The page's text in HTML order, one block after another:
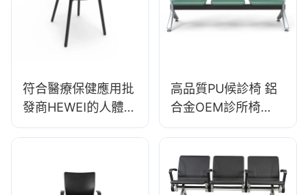
符合醫療保健應用批
發商HEWEI的人體工
程學醫療凳DC136-1
高品質PU候診椅 鋁
合金OEM診所椅
LC099 製造商